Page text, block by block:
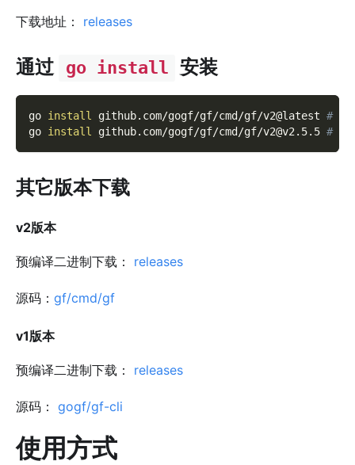
下载地址： releases
通过 go install 安装
go install github.com/gogf/gf/cmd/gf/v2@latest # 最
go install github.com/gogf/gf/cmd/gf/v2@v2.5.5 # 指
其它版本下载
v2版本
预编译二进制下载： releases
源码： gf/cmd/gf
v1版本
预编译二进制下载： releases
源码： gogf/gf-cli
使用方式